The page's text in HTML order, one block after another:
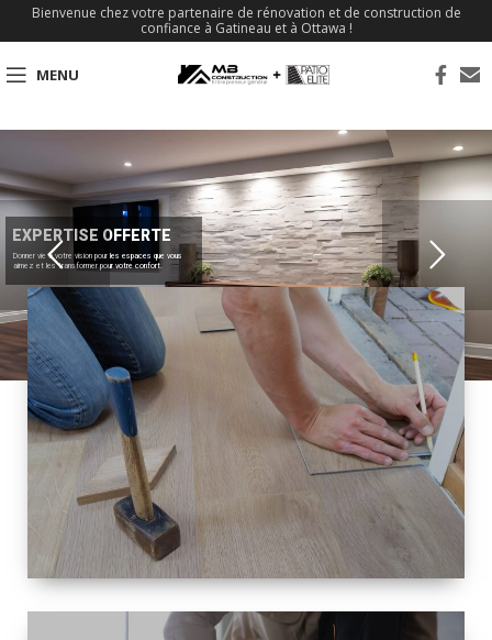
Bienvenue chez votre partenaire de rénovation et de construction de
confiance à Gatineau et à Ottawa !
MENU
EXPERTISE OFFERTE
Donner vie à votre vision pour les espaces que vous
aimez et les transformer pour votre confort.
TAILLE